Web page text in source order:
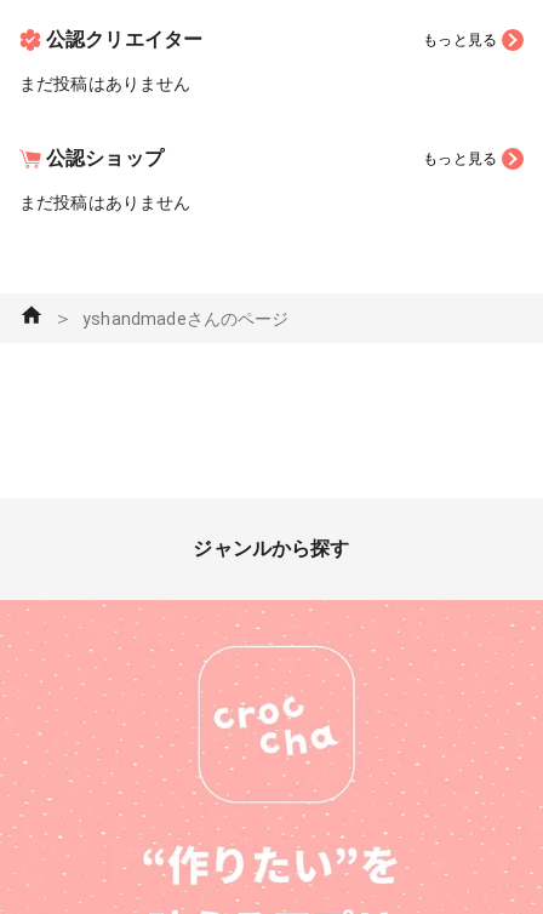
公認クリエイター もっと見る
まだ投稿はありません
公認ショップ もっと見る
まだ投稿はありません
＞ yshandmadeさんのページ
ジャンルから探す